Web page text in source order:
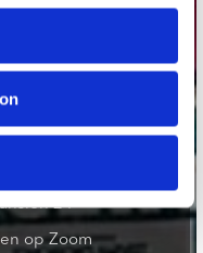
24
op Zoom